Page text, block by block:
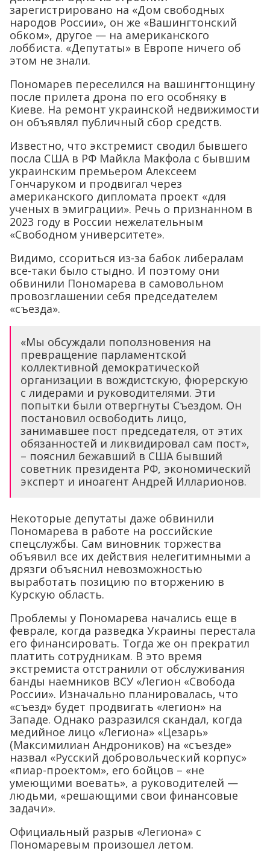
зарегистрировано на «Дом свободных
народов России», он же «Вашингтонский
обком», другое — на американского
лоббиста. «Депутаты» в Европе ничего об
этом не знали.
Пономарев переселился на вашингтонщину
после прилета дрона по его особняку в
Киеве. На ремонт украинской недвижимости
он объявлял публичный сбор средств.
Известно, что экстремист сводил бывшего
посла США в РФ Майкла Макфола с бывшим
украинским премьером Алексеем
Гончаруком и продвигал через
американского дипломата проект «для
ученых в эмиграции». Речь о признанном в
2023 году в России нежелательным
«Свободном университете».
Видимо, ссориться из-за бабок либералам
все-таки было стыдно. И поэтому они
обвинили Пономарева в самовольном
провозглашении себя председателем
«съезда».
«Мы обсуждали поползновения на
превращение парламентской
коллективной демократической
организации в вождистскую, фюрерскую
с лидерами и руководителями. Эти
попытки были отвергнуты Съездом. Он
постановил освободить лицо,
занимавшее пост председателя, от этих
обязанностей и ликвидировал сам пост»,
– пояснил бежавший в США бывший
советник президента РФ, экономический
эксперт и иноагент Андрей Илларионов.
Некоторые депутаты даже обвинили
Пономарева в работе на российские
спецслужбы. Сам виновник торжества
объявил все их действия нелегитимными а
дрязги объяснил невозможностью
выработать позицию по вторжению в
Курскую область.
Проблемы у Пономарева начались еще в
феврале, когда разведка Украины перестала
его финансировать. Тогда же он прекратил
платить сотрудникам. В это время
экстремиста отстранили от обслуживания
банды наемников ВСУ «Легион «Свобода
России». Изначально планировалась, что
«съезд» будет продвигать «легион» на
Западе. Однако разразился скандал, когда
медийное лицо «Легиона» «Цезарь»
(Максимилиан Андроников) на «съезде»
назвал «Русский добровольческий корпус»
«пиар-проектом», его бойцов – «не
умеющими воевать», а руководителей —
людьми, «решающими свои финансовые
задачи».
Официальный разрыв «Легиона» с
Пономаревым произошел летом.